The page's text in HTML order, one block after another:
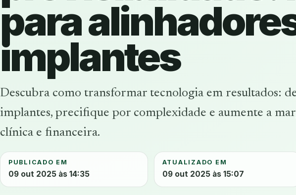
para
implantes
Descubra como transformar tecnologia em resultados:
implantes, precifique por complexidade e aumente a
clínica e financeira.
PUBLICADO EM
09 out 2025 às 14:35
ATUALIZADO EM
09 out 2025 às 15:07